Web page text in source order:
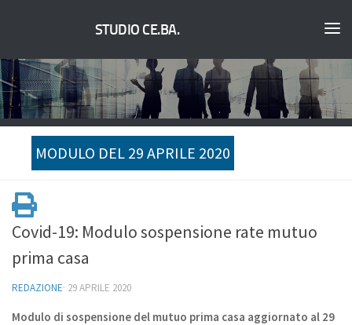
STUDIO CE.BA.
MODULO DEL 29 APRILE 2020
Covid-19: Modulo sospensione rate mutuo
prima casa
REDAZIONE· 29 APRILE 2020
Modulo di sospensione del mutuo prima casa aggiornato al 29